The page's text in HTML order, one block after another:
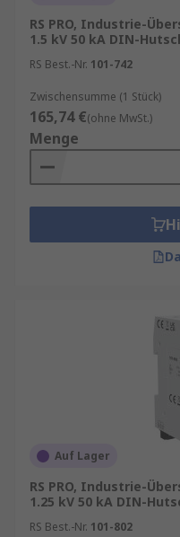
RS PRO, Industrie-
1.5 kV 50 kA DIN-
RS Best.-Nr. 101-742
Zwischensumme (1 Stück)
165,74 €(ohne MwSt.)
Menge
Auf Lager
RS PRO, Industrie-
1.25 kV 50 kA DIN-
RS Best.-Nr. 101-802